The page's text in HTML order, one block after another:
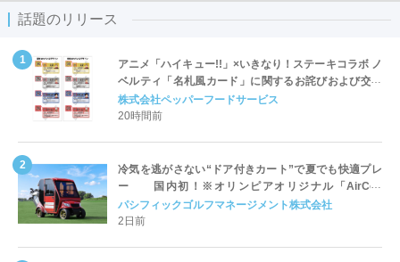
話題のリリース
アニメ「ハイキュー!!」×いきなり！ステーキコラボ ノ
ベルティ「名札風カード」に関するお詫びおよび交換
対応についてのご案内
株式会社ペッパーフードサービス
20時間前
冷気を逃がさない“ドア付きカート”で夏でも快適プレ
ー 国内初！※オリンピアオリジナル「AirCon
Cart（エアコンカート）」導入 | ＰＧＭ
パシフィックゴルフマネージメント株式会社
2日前